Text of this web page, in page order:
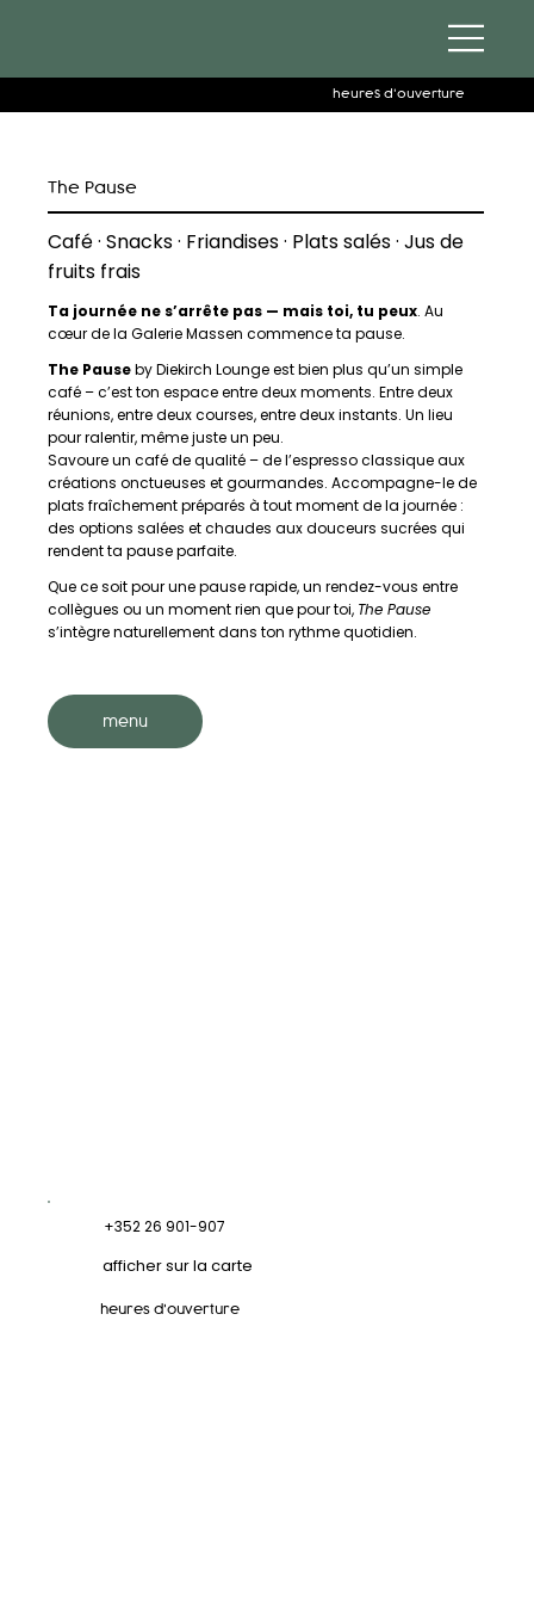
heures d'ouverture
The Pause
Café · Snacks · Friandises · Plats salés · Jus de
fruits frais
Ta journée ne s’arrête pas — mais toi, tu peux. Au
cœur de la Galerie Massen commence ta pause.
The Pauseby Diekirch Lounge est bien plus qu’un simple
café – c’est ton espace entre deux moments. Entre deux
réunions, entre deux courses, entre deux instants. Un lieu
pour ralentir, même juste un peu.
Savoure un café de qualité – de l’espresso classique aux
créations onctueuses et gourmandes. Accompagne-le de
plats fraîchement préparés à tout moment de la journée :
des options salées et chaudes aux douceurs sucrées qui
rendent ta pause parfaite.
Que ce soit pour une pause rapide, un rendez-vous entre
collègues ou un moment rien que pour toi, The Pause
s’intègre naturellement dans ton rythme quotidien.
menu
+352 26 901-907
afficher sur la carte
heures d'ouverture